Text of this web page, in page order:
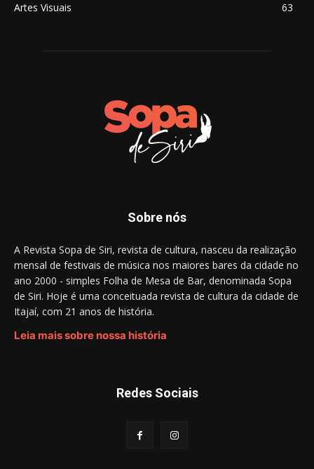
Artes Visuais
63
Sobre nós
A Revista Sopa de Siri, revista de cultura, nasceu da realização
mensal de festivais de música nos maiores bares da cidade no
ano 2000 - simples Folha de Mesa de Bar, denominada Sopa
de Siri. Hoje é uma conceituada revista de cultura da cidade de
Itajaí, com 21 anos de história.
Leia mais sobre nossa história
Redes Sociais